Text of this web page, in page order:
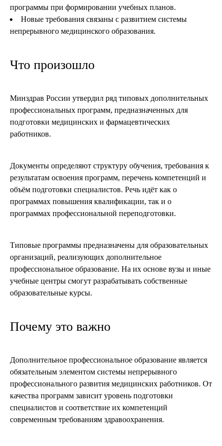
программы при формировании учебных планов.
Новые требования связаны с развитием системы
непрерывного медицинского образования.
Что произошло
Минздрав России утвердил ряд типовых дополнительных
профессиональных программ, предназначенных для
подготовки медицинских и фармацевтических
работников.
Документы определяют структуру обучения, требования к
результатам освоения программ, перечень компетенций и
объём подготовки специалистов. Речь идёт как о
программах повышения квалификации, так и о
программах профессиональной переподготовки.
Типовые программы предназначены для образовательных
организаций, реализующих дополнительное
профессиональное образование. На их основе вузы и иные
учебные центры смогут разрабатывать собственные
образовательные курсы.
Почему это важно
Дополнительное профессиональное образование является
обязательным элементом системы непрерывного
профессионального развития медицинских работников. От
качества программ зависит уровень подготовки
специалистов и соответствие их компетенций
современным требованиям здравоохранения.